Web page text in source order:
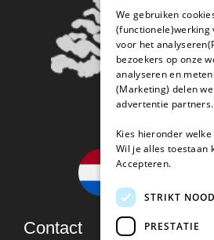
Contact
We gebruiken
(functionele)werking
voor het
bezoekers op onze
analyseren en
(Marketing) delen
advertentie partners.
Kies hieronder
Wil je alles toestaan
Accepteren.
STRIKT
PRESTATIE